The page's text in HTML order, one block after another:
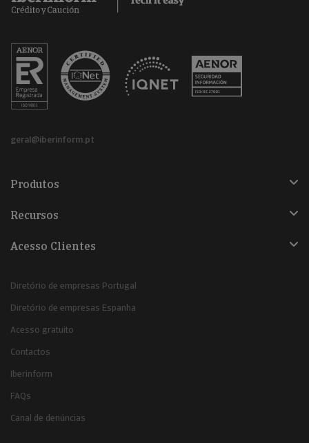
geral@iberinform.pt
Produtos
Recursos
Acesso Clientes
Diretório de empresas Portugal
Diretório de empresas Espanha
Acesso gratuito
Contactos
Iberinform
FAQs
Canal de denúncias